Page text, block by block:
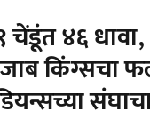
चेंडूंत ४६
किंग्सचा